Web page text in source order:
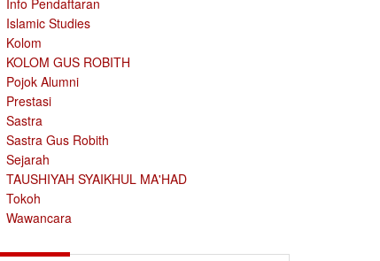
Info Pendaftaran
Islamic Studies
Kolom
KOLOM GUS ROBITH
Pojok Alumni
Prestasi
Sastra
Sastra Gus Robith
Sejarah
TAUSHIYAH SYAIKHUL MA'HAD
Tokoh
Wawancara